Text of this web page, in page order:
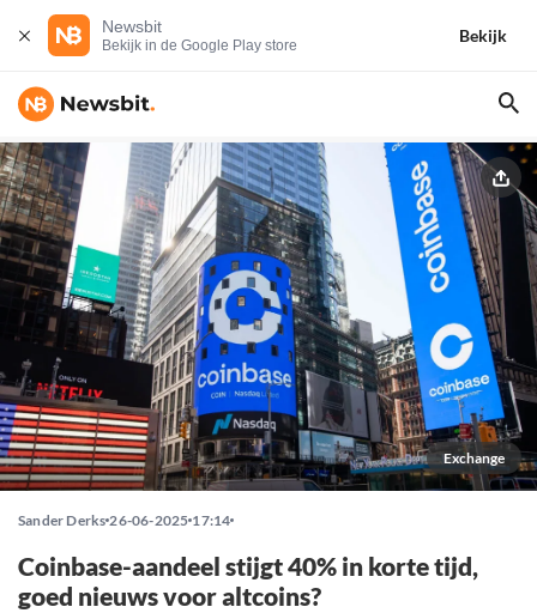
Newsbit
Bekijk in de Google Play store
Bekijk
Exchange
Sander Derks 26-06-2025 17:14
Coinbase-aandeel stijgt 40% in korte tijd,
goed nieuws voor altcoins?